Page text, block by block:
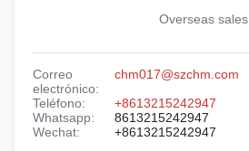
Overseas sales
Correo
electrónico:
chm017@szchm.com
Teléfono:
+8613215242947
Whatsapp:
8613215242947
Wechat:
+8613215242947